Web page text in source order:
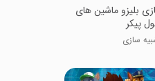
بلیزو ماشین های
پیکر
سازی